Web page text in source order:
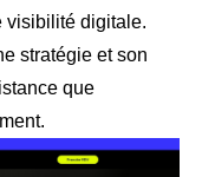
visibilité digitale.
stratégie et son
que